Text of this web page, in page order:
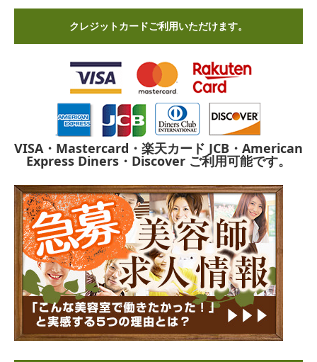
クレジットカードご利用いただけます。
VISA・Mastercard・楽天カード JCB・American
Express Diners・Discover ご利用可能です。